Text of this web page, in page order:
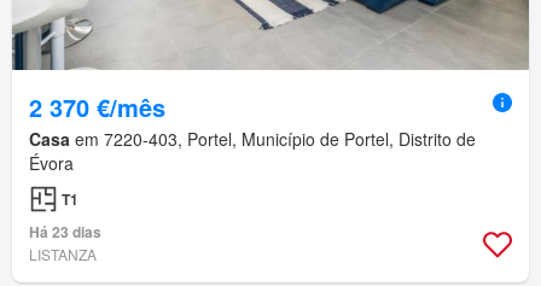
2 370 €/mês
Casa em 7220-403, Portel, Município de Portel, Distrito de
Évora
T1
Há 23 dias
LISTANZA